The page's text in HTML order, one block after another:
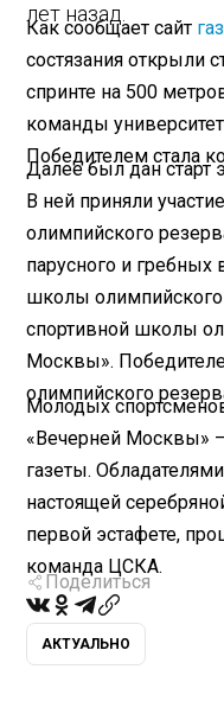
лет назад.
Как сообщает сайт
состязания открыли
спринте на 500
команды
Победителем стала
Далее был дан
В ней приняли
олимпийского
парусного и гребных
школы
спортивной школы
Москвы».
олимпийского
Молодых
«Вечерней Москвы»
газеты.
настоящей
первой эстафете,
команда ЦСКА.
Поделиться
АКТУАЛЬНО